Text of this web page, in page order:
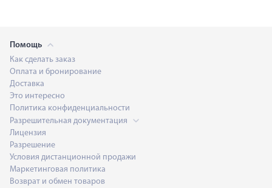
Помощь
Как сделать заказ
Оплата и бронирование
Доставка
Это интересно
Политика конфиденциальности
Разрешительная документация
Лицензия
Разрешение
Условия дистанционной продажи
Маркетинговая политика
Возврат и обмен товаров